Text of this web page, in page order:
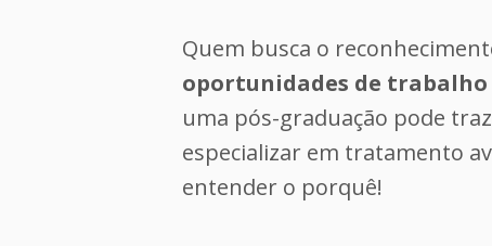
Quem busca o
oportunidades de trabalho
uma pós-graduação pode
especializar em tratamento
entender o porquê!